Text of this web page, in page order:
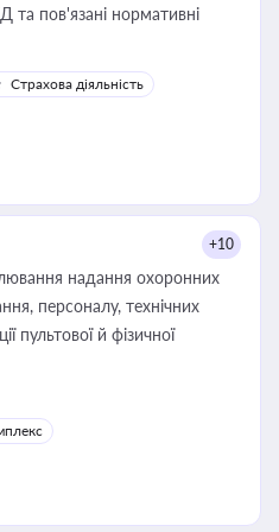
та пов'язані нормативні
Страхова діяльність
+10
надання охоронних
персоналу, технічних
пультової й фізичної